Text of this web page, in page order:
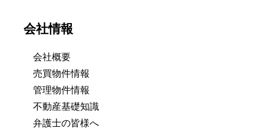
会社情報
会社概要
売買物件情報
管理物件情報
不動産基礎知識
弁護士の皆様へ